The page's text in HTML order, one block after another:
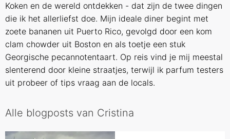
Koken en de wereld ontdekken - dat zijn de twee dingen
die ik het allerliefst doe. Mijn ideale diner begint met
zoete bananen uit Puerto Rico, gevolgd door een kom
clam chowder uit Boston en als toetje een stuk
Georgische pecannotentaart. Op reis vind je mij meestal
slenterend door kleine straatjes, terwijl ik parfum testers
uit probeer of tips vraag aan de locals.
Alle blogposts van Cristina